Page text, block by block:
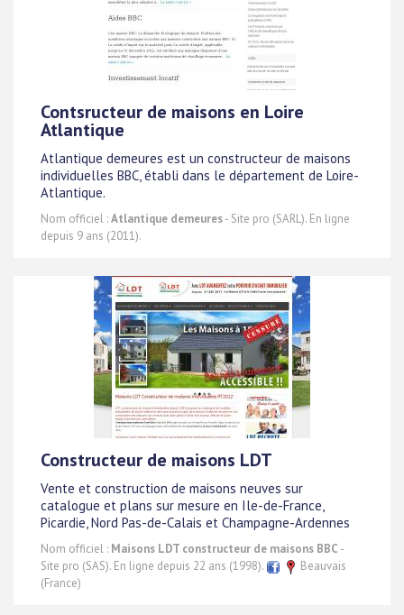
Contsructeur de maisons en Loire
Atlantique
Atlantique demeures est un constructeur de maisons
individuelles BBC, établi dans le département de Loire-
Atlantique.
Nom officiel :Atlantique demeures- Site pro (SARL). En ligne
depuis 9 ans (2011).
Constructeur de maisons LDT
Vente et construction de maisons neuves sur
catalogue et plans sur mesure en Ile-de-France,
Picardie, Nord Pas-de-Calais et Champagne-Ardennes
Nom officiel : Maisons LDT constructeur de maisons BBC -
Site pro (SAS). En ligne depuis 22 ans (1998).
Beauvais
(France)